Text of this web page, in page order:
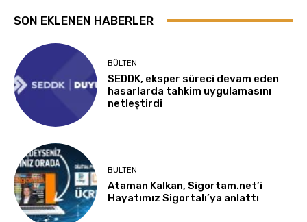
SON EKLENEN HABERLER
BÜLTEN
SEDDK, eksper süreci devam eden
hasarlarda tahkim uygulamasını
netleştirdi
BÜLTEN
Ataman Kalkan, Sigortam.net’i
Hayatımız Sigortalı’ya anlattı